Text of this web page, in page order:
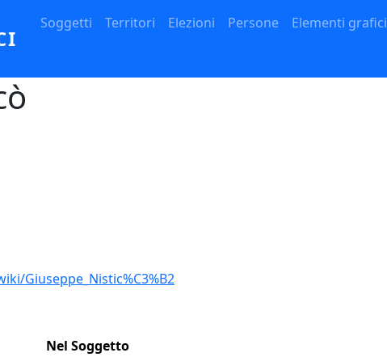
Navigazione principale
Soggetti Territori Elezioni Persone Elementi grafici
Giuseppe_Nistic%C3%B2
Nel Soggetto